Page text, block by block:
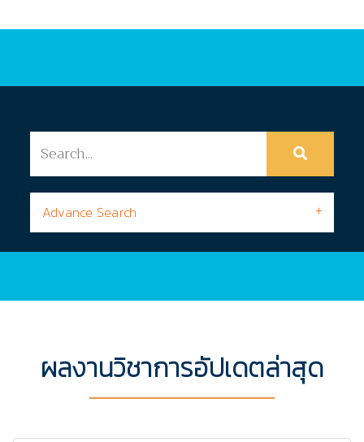
Advance Search
ผลงานวิชาการอัปเดตล่าสุด